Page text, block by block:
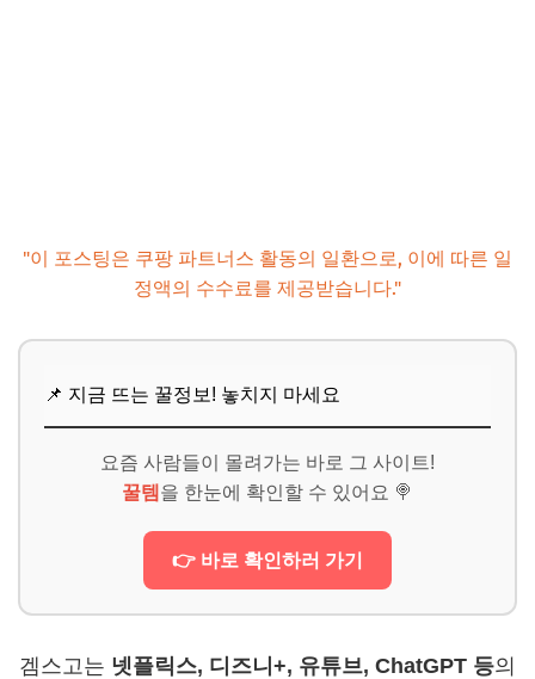
"이 포스팅은 쿠팡 파트너스 활동의 일환으로, 이에 따른 일
정액의 수수료를 제공받습니다."
📌 지금 뜨는 꿀정보! 놓치지 마세요
요즘 사람들이 몰려가는 바로 그 사이트!
꿀템 을 한눈에 확인할 수 있어요 🍭
👉 바로 확인하러 가기
겜스고는 넷플릭스, 디즈니+, 유튜브, ChatGPT 등의